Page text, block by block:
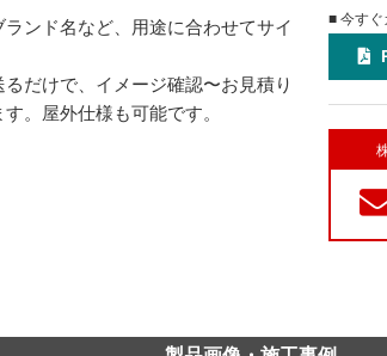
ンド名など、用途に合わせてサイ
だけで、イメージ確認〜お見積り
。屋外仕様も可能です。
■ 今すぐ